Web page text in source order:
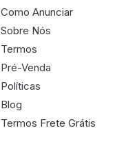
Como Anunciar
Sobre Nós
Termos
Pré-Venda
Políticas
Blog
Termos Frete Grátis